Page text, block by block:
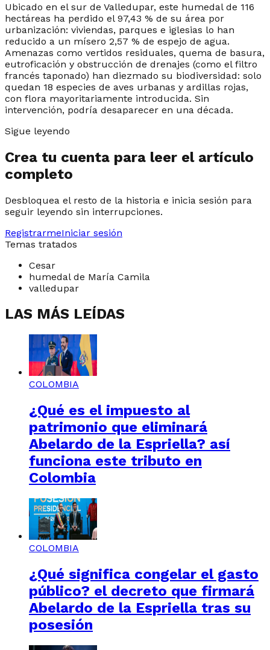
Ubicado en el sur de Valledupar, este humedal de 116
hectáreas ha perdido el 97,43 % de su área por
urbanización: viviendas, parques e iglesias lo han
reducido a un mísero 2,57 % de espejo de agua.
Amenazas como vertidos residuales, quema de basura,
eutroficación y obstrucción de drenajes (como el filtro
francés taponado) han diezmado su biodiversidad: solo
quedan 18 especies de aves urbanas y ardillas rojas,
con flora mayoritariamente introducida. Sin
intervención, podría desaparecer en una década.
Sigue leyendo
Crea tu cuenta para leer el artículo
completo
Desbloquea el resto de la historia e inicia sesión para
seguir leyendo sin interrupciones.
RegistrarmeIniciar sesión
Temas tratados
Cesar
humedal de María Camila
valledupar
LAS MÁS LEÍDAS
COLOMBIA
¿Qué es el impuesto al
patrimonio que eliminará
Abelardo de la Espriella? así
funciona este tributo en
Colombia
COLOMBIA
¿Qué significa congelar el gasto
público? el decreto que firmará
Abelardo de la Espriella tras su
posesión